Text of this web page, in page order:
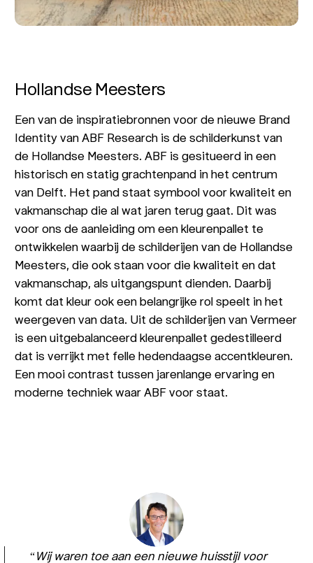
Hollandse Meesters
Een van de inspiratiebronnen voor de nieuwe Brand
Identity van ABF Research is de schilderkunst van
de Hollandse Meesters. ABF is gesitueerd in een
historisch en statig grachtenpand in het centrum
van Delft. Het pand staat symbool voor kwaliteit en
vakmanschap die al wat jaren terug gaat. Dit was
voor ons de aanleiding om een kleurenpallet te
ontwikkelen waarbij de schilderijen van de Hollandse
Meesters, die ook staan voor die kwaliteit en dat
vakmanschap, als uitgangspunt dienden. Daarbij
komt dat kleur ook een belangrijke rol speelt in het
weergeven van data. Uit de schilderijen van Vermeer
is een uitgebalanceerd kleurenpallet gedestilleerd
dat is verrijkt met felle hedendaagse accentkleuren.
Een mooi contrast tussen jarenlange ervaring en
moderne techniek waar ABF voor staat.
Wij waren toe aan een nieuwe huisstijl voor